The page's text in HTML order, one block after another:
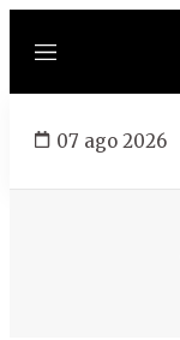
Menú
07 ago 2026